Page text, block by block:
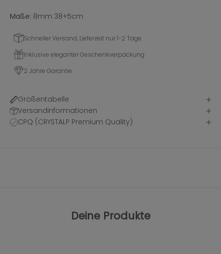
Maße: 8mm 38+5cm
Schneller Versand, Lieferzeit nur 1-2 Tage
Inklusive eleganter Geschenkverpackung
2 Jahre Garantie
Größentabelle
Versandinformationen
CPQ (CRYSTALP Premium Quality)
Deine Produkte